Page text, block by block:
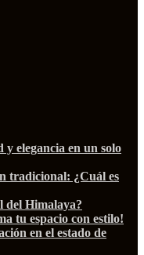
elegancia en un solo
tradicional: ¿Cuál es
del Himalaya?
tu espacio con estilo!
en el estado de